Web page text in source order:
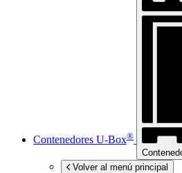
Contenedores U-Box®
Volver al menú principal